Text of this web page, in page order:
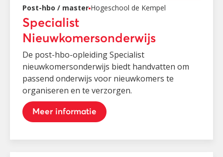
Post-hbo / master Hogeschool de Kempel
Specialist
Nieuwkomersonderwijs
De post-hbo-opleiding Specialist
nieuwkomersonderwijs biedt handvatten om
passend onderwijs voor nieuwkomers te
organiseren en te verzorgen.
Meer informatie